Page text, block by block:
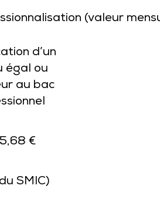
(valeur
d’un
égal ou
au bac
€
SMIC)